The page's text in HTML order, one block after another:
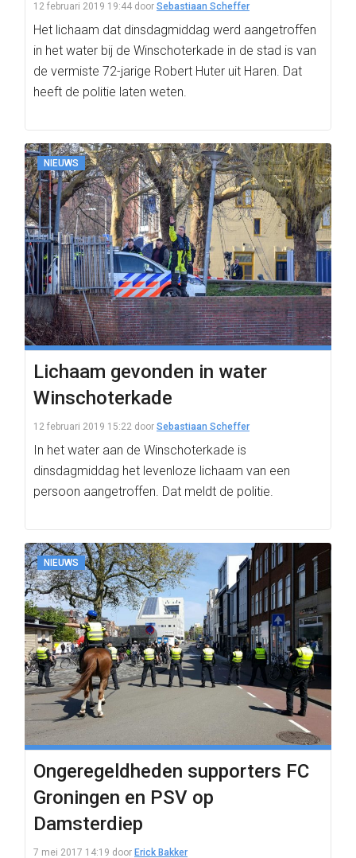
12 februari 2019 19:44 door Sebastiaan Scheffer
Het lichaam dat dinsdagmiddag werd aangetroffen
in het water bij de Winschoterkade in de stad is van
de vermiste 72-jarige Robert Huter uit Haren. Dat
heeft de politie laten weten.
NIEUWS
Lichaam gevonden in water
Winschoterkade
12 februari 2019 15:22 door Sebastiaan Scheffer
In het water aan de Winschoterkade is
dinsdagmiddag het levenloze lichaam van een
persoon aangetroffen. Dat meldt de politie.
NIEUWS
Ongeregeldheden supporters FC
Groningen en PSV op
Damsterdiep
7 mei 2017 14:19 door Erick Bakker